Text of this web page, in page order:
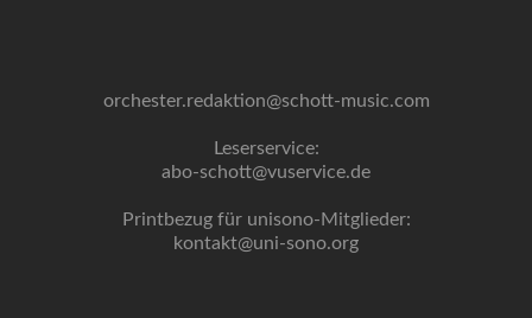
orchester.redaktion@schott-music.com
Leserservice:
abo-schott@vuservice.de
Printbezug für unisono-Mitglieder:
kontakt@uni-sono.org